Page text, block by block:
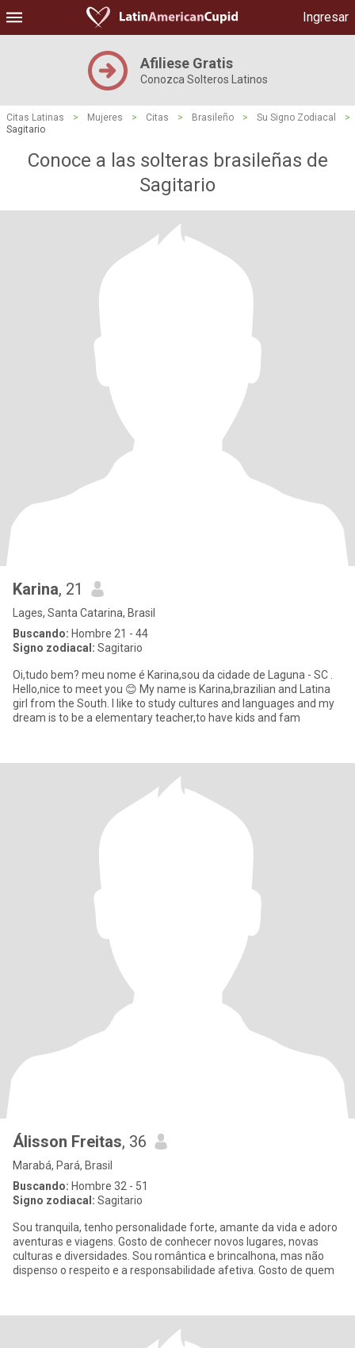
Ingresar
Afiliese Gratis
Conozca Solteros Latinos
Citas Latinas > Mujeres > Citas > Brasileño > Su Signo Zodiacal
>
Sagitario
Conoce a las solteras brasileñas de
Sagitario
Karina, 21
Lages, Santa Catarina, Brasil
Buscando: Hombre 21 - 44
Signo zodiacal: Sagitario
Oi,tudo bem? meu nome é Karina,sou da cidade de Laguna - SC .
Hello,nice to meet you 😊 My name is Karina,brazilian and Latina
girl from the South. I like to study cultures and languages and my
dream is to be a elementary teacher,to have kids and fam
Álisson Freitas, 36
Marabá, Pará, Brasil
Buscando: Hombre 32 - 51
Signo zodiacal: Sagitario
Sou tranquila, tenho personalidade forte, amante da vida e adoro
aventuras e viagens. Gosto de conhecer novos lugares, novas
culturas e diversidades. Sou romântica e brincalhona, mas não
dispenso o respeito e a responsabilidade afetiva. Gosto de quem